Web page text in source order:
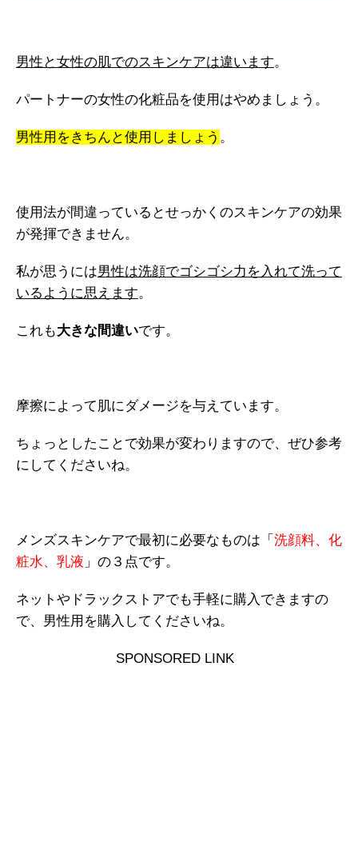
男性と女性の肌でのスキンケアは違います。
パートナーの女性の化粧品を使用はやめましょう。
男性用をきちんと使用しましょう 。
使用法が間違っているとせっかくのスキンケアの効果
が発揮できません。
私が思うには男性は洗顔でゴシゴシ力を入れて洗って
いるように思えます。
これも大きな間違いです。
摩擦によって肌にダメージを与えています。
ちょっとしたことで効果が変わりますので、ぜひ参考
にしてくださいね。
メンズスキンケアで最初に必要なものは「 洗顔料、化
粧水、乳液 」の３点です。
ネットやドラックストアでも手軽に購入できますの
で、男性用を購入してくださいね。
SPONSORED LINK